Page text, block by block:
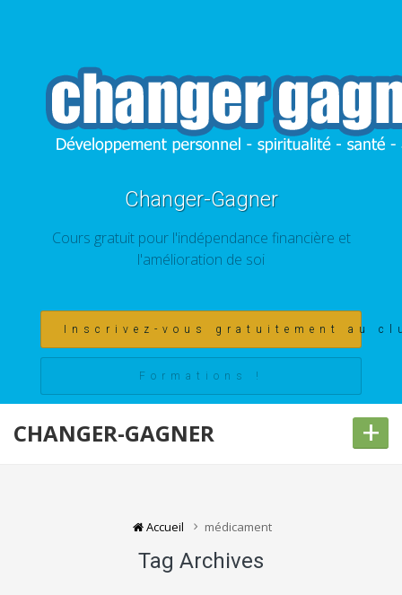
Changer-Gagner
Cours gratuit pour l'indépendance financière et
l'amélioration de soi
Inscrivez-vous gratuitement au
Formations !
CHANGER-GAGNER +
Accueil médicament
Tag Archives